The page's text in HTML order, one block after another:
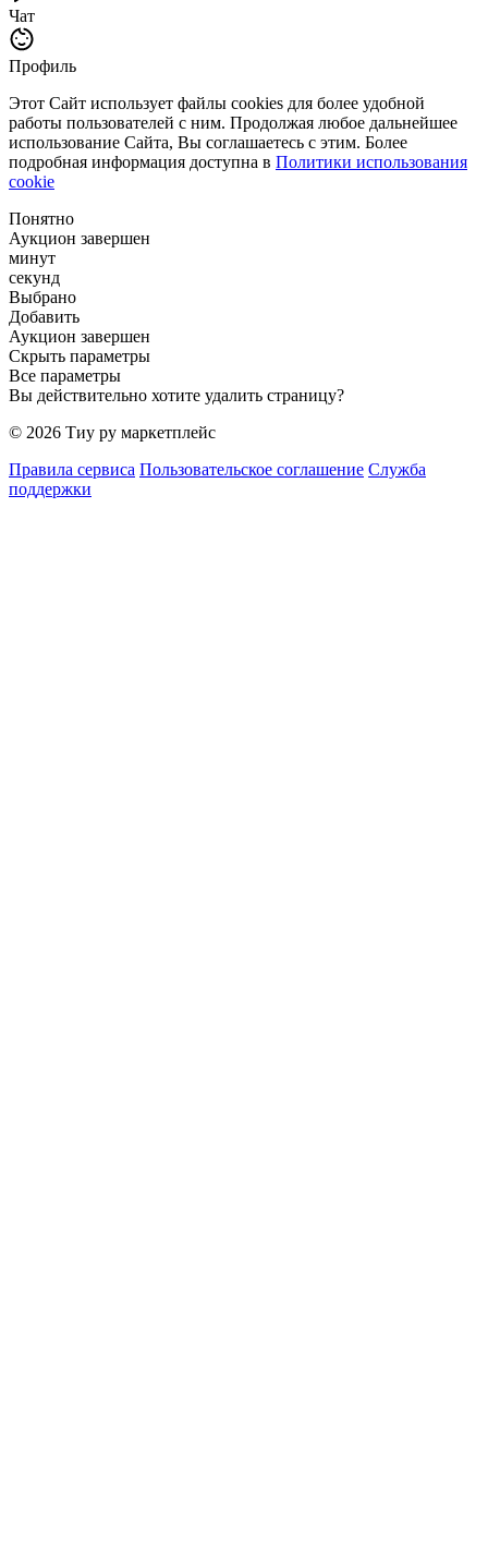
Чат
Профиль
Этот Сайт использует файлы cookies для более удобной
работы пользователей с ним. Продолжая любое дальнейшее
использование Сайта, Вы соглашаетесь с этим. Более
подробная информация доступна в Политики использования
cookie
Понятно
Аукцион завершен
минут
секунд
Выбрано
Добавить
Аукцион завершен
Скрыть параметры
Все параметры
Вы действительно хотите удалить страницу?
© 2026 Тиу ру маркетплейс
Правила сервиса Пользовательское соглашение Служба
поддержки